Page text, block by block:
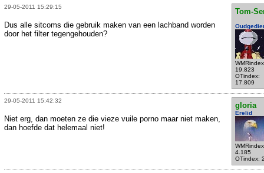
29-05-2011 15:29:15
Tom-
19.823
OTindex:
17.809
Dus alle sitcoms die gebruik maken van een lachband worden
door het filter tegengehouden?
29-05-2011 15:42:32
gloria
Erelid
4.185
OTindex:
Niet erg, dan moeten ze die vieze vuile porno maar niet maken,
dan hoefde dat helemaal niet!